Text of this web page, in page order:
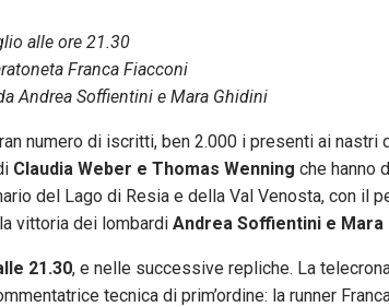
alle ore 21.30
Franca Fiacconi
Andrea Soffientini e Mara Ghidini
numero di iscritti, ben 2.000 i presenti ai nastri
Claudia Weber e Thomas Wenning che hanno
del Lago di Resia e della Val Venosta, con il
vittoria dei lombardi Andrea Soffientini e Mara
21.30, e nelle successive repliche. La
tecnica di prim’ordine: la runner